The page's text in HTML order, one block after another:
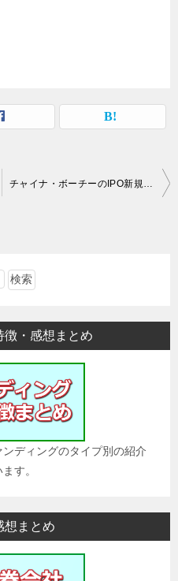
チャイナ・ボーチーのIPO新規上場情報
徴・感想まとめ
ディングのタイプ別の紹介
す。
想まとめ